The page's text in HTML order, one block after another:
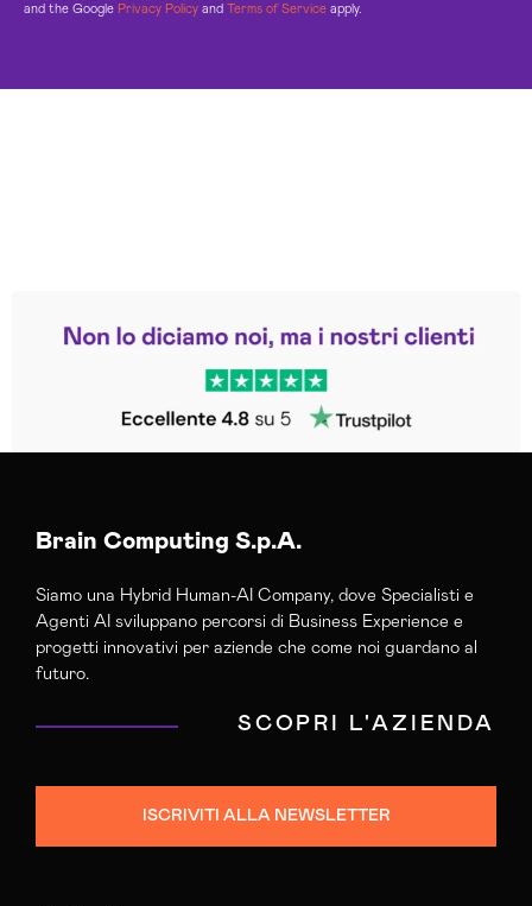
and the Google Privacy Policy and Terms of Service apply.
Trustpilot
Brain Computing S.p.A.
Siamo una Hybrid Human-AI Company, dove Specialisti e
Agenti AI sviluppano percorsi di Business Experience e
progetti innovativi per aziende che come noi guardano al
futuro.
SCOPRI L'AZIENDA
ISCRIVITI ALLA NEWSLETTER